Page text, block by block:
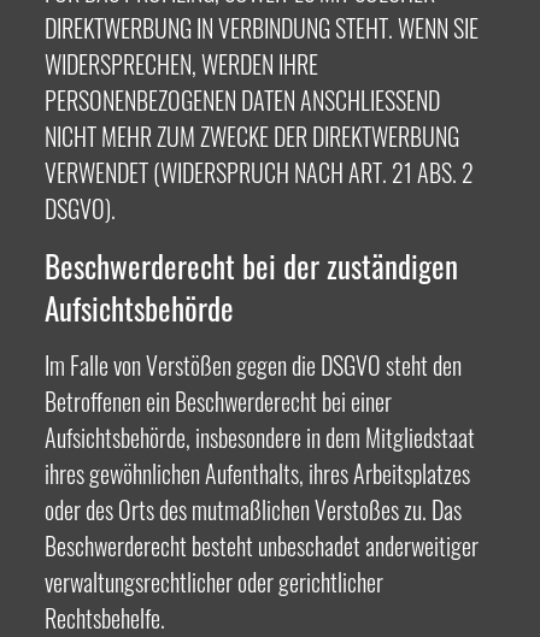
DIREKTWERBUNG IN VERBINDUNG STEHT. WENN SIE
WIDERSPRECHEN, WERDEN IHRE
PERSONENBEZOGENEN DATEN ANSCHLIESSEND
NICHT MEHR ZUM ZWECKE DER DIREKTWERBUNG
VERWENDET (WIDERSPRUCH NACH ART. 21 ABS. 2
DSGVO).
Beschwerde­recht bei der zuständigen
Aufsichts­behörde
Im Falle von Verstößen gegen die DSGVO steht den
Betroffenen ein Beschwerderecht bei einer
Aufsichtsbehörde, insbesondere in dem Mitgliedstaat
ihres gewöhnlichen Aufenthalts, ihres Arbeitsplatzes
oder des Orts des mutmaßlichen Verstoßes zu. Das
Beschwerderecht besteht unbeschadet anderweitiger
verwaltungsrechtlicher oder gerichtlicher
Rechtsbehelfe.